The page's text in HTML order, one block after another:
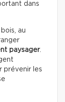
dans
au
paysager.
prévenir les